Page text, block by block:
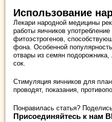
Использование
Лекари народной медицины
работы яичников
фитоэстрогенов,
фона. Особенной
отвары из семян подорожника,
сок.
Стимуляция яичников для
проводят, показания,
Понравилась статья?
Присоединяйтесь к нам